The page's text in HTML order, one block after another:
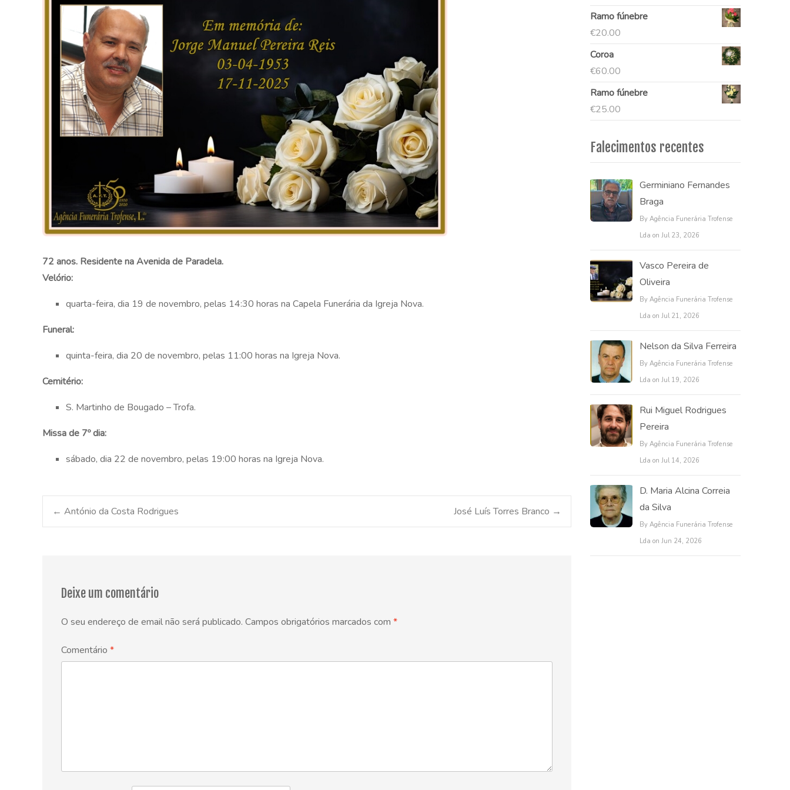
72 anos. Residente na Avenida de Paradela.
Velório:
quarta-feira, dia 19 de novembro, pelas 14:30 horas na Capela Funerária da Igreja Nova.
Funeral:
quinta-feira, dia 20 de novembro, pelas 11:00 horas na Igreja Nova.
Cemitério:
S. Martinho de Bougado – Trofa.
Missa de 7º dia:
sábado, dia 22 de novembro, pelas 19:00 horas na Igreja Nova.
Post
← António da Costa Rodrigues José Luís Torres Branco →
Deixe um comentário
O seu endereço de email não será publicado. Campos obrigatórios marcados com *
Comentário *
Ramo fúnebre
€20.00
Coroa
€60.00
Ramo fúnebre
€25.00
Falecimentos recentes
Germiniano Fernandes
Braga
By Agência Funerária Trofense
Lda on Jul 23, 2026
Vasco Pereira de
Oliveira
By Agência Funerária Trofense
Lda on Jul 21, 2026
Nelson da Silva Ferreira
By Agência Funerária Trofense
Lda on Jul 19, 2026
Rui Miguel Rodrigues
Pereira
By Agência Funerária Trofense
Lda on Jul 14, 2026
D. Maria Alcina Correia
da Silva
By Agência Funerária Trofense
Lda on Jun 24, 2026